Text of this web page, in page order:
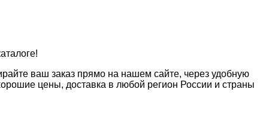
ваш заказ прямо на нашем сайте, через удобную
цены, доставка в любой регион России и страны